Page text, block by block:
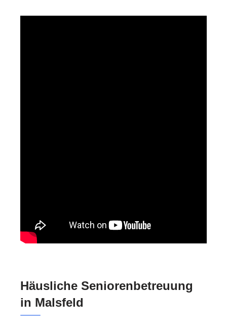
Häusliche Seniorenbetreuung
in Malsfeld